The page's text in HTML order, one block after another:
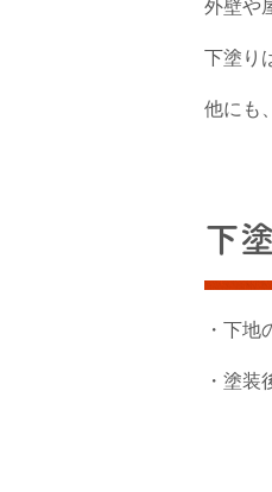
外壁や
下塗り
他にも
下
・下
・塗